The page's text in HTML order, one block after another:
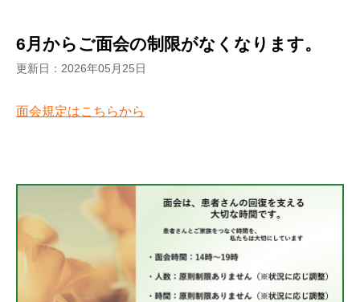
6月からご面会の制限がなくなります。
更新日：2026年05月25日
面会規定はこちらから